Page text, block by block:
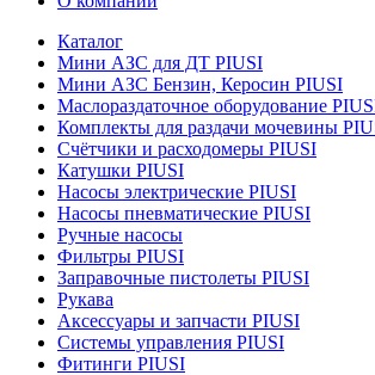
Каталог
Мини АЗС для ДТ PIUSI
Мини АЗС Бензин, Керосин PIUSI
Маслораздаточное оборудование
Комплекты для раздачи мочевины
Счётчики и расходомеры PIUSI
Катушки PIUSI
Насосы электрические PIUSI
Насосы пневматические PIUSI
Ручные насосы
Фильтры PIUSI
Заправочные пистолеты PIUSI
Рукава
Аксессуары и запчасти PIUSI
Системы управления PIUSI
Фитинги PIUSI